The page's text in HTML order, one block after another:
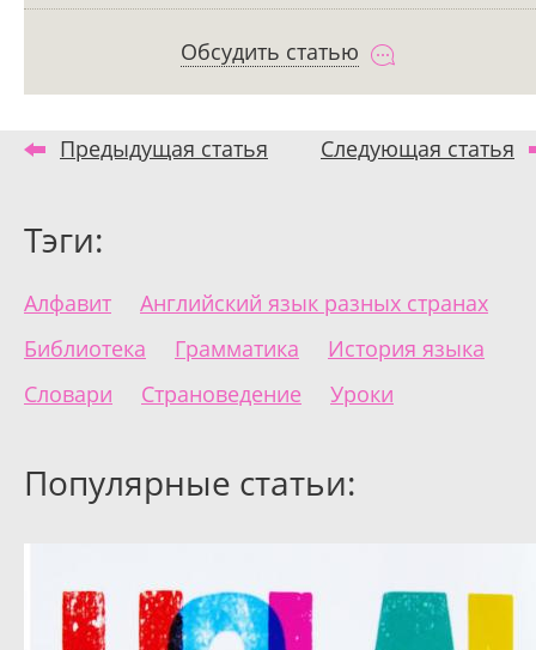
Обсудить статью
Предыдущая статья Следующая статья
Тэги:
Алфавит
Английский язык разных странах
Библиотека
Грамматика
История языка
Словари
Страноведение Уроки
Популярные статьи: